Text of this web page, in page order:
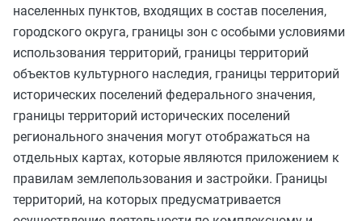
населенных пунктов, входящих в состав поселения,
городского округа, границы зон с особыми условиями
использования территорий, границы территорий
объектов культурного наследия, границы территорий
исторических поселений федерального значения,
границы территорий исторических поселений
регионального значения могут отображаться на
отдельных картах, которые являются приложением к
правилам землепользования и застройки. Границы
территорий, на которых предусматривается